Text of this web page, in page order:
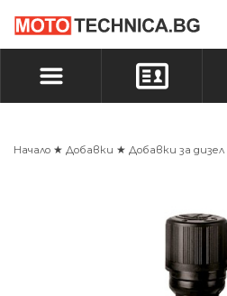
ВХОД
БЪРЗА ПОРЪЧКА ПОРЪЧКА
Начало ★ Добавки ★ Добавки за дизел